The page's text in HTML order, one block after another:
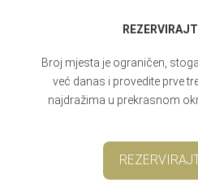
Broj mjesta je ograničen,
već danas i provedite prve
najdražima u prekrasnom